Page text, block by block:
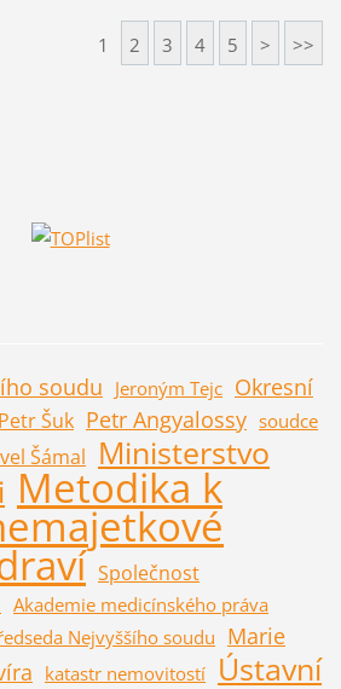
1 2 3 4 5 > >>
soudu Jeroným Tejc Okresní
Petr Šuk Petr Angyalossy soudce
Šámal Ministerstvo
Metodika k
Společnost
Akademie medicínského práva
Nejvyššího soudu
Marie
katastr nemovitostí
Ústavní